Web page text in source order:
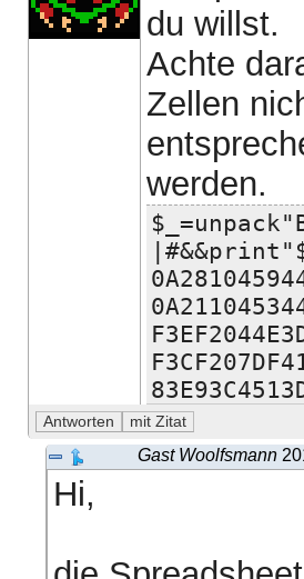
du willst.
Achte
Zellen
werden.
Gast Woolfsmann
Hi,